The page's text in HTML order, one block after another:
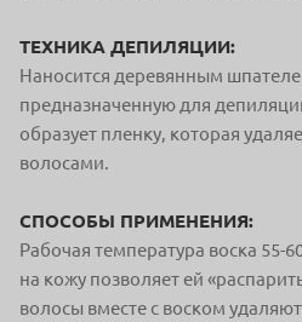
ТЕХНИКА ДЕПИЛЯЦИИ:
Наносится деревянным
предназначенную для
образует пленку, которая
волосами.
СПОСОБЫ ПРИМЕНЕНИЯ:
Рабочая температура воска 55-
на кожу позволяет ей
волосы вместе с воском